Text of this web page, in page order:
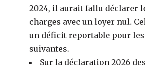
2024, il aurait fallu déclarer
charges avec un loyer nul.
un déficit reportable pour les
suivantes.
Sur la déclaration 2026